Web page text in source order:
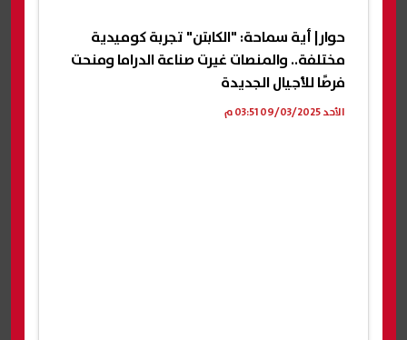
حوار| أية سماحة: "الكابتن" تجربة كوميدية
مختلفة.. والمنصات غيرت صناعة الدراما ومنحت
فرصًا للأجيال الجديدة
الأحد 09/03/2025 03:51 م